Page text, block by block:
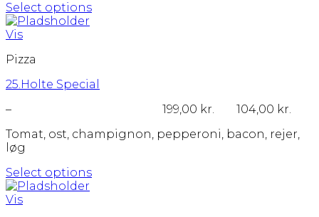
Select options
Dette
vare
flere
Mulighederne
vælges
på
varesiden
Vis
Pizza
25.Holte Special
104,00 kr.
– 199,00 kr.
Prisinterval:
til
199,00 kr.
Tomat, ost, champignon, pepperoni, bacon, rejer,
løg
Select options
Dette
vare
Vis